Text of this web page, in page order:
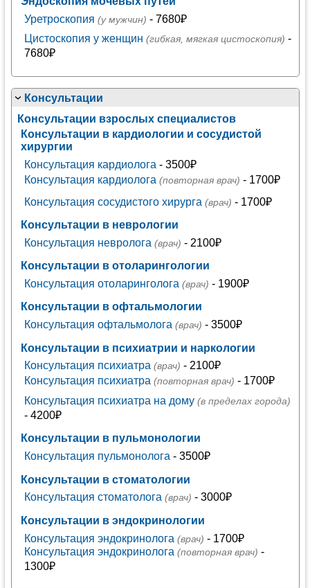
Уретроскопия (у мужчин) - 7680₽
Цистоскопия у женщин (гибкая, мягкая цистоскопия) -
7680₽
Консультации
Консультации взрослых специалистов
Консультации в кардиологии и сосудистой
хирургии
Консультация кардиолога - 3500₽
Консультация кардиолога (повторная врач) - 1700₽
Консультация сосудистого хирурга (врач) - 1700₽
Консультации в неврологии
Консультация невролога (врач) - 2100₽
Консультации в отоларингологии
Консультация отоларинголога (врач) - 1900₽
Консультации в офтальмологии
Консультация офтальмолога (врач) - 3500₽
Консультации в психиатрии и наркологии
Консультация психиатра (врач) - 2100₽
Консультация психиатра (повторная врач) - 1700₽
Консультация психиатра на дому (в пределах города)
- 4200₽
Консультации в пульмонологии
Консультация пульмонолога - 3500₽
Консультации в стоматологии
Консультация стоматолога (врач) - 3000₽
Консультации в эндокринологии
Консультация эндокринолога (врач) - 1700₽
Консультация эндокринолога (повторная врач) -
1300₽